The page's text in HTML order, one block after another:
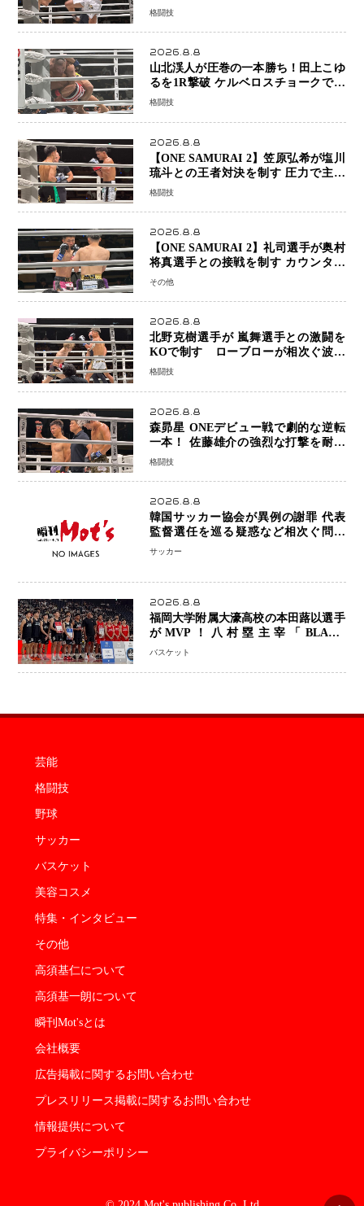
ながらも的確な攻撃で応戦 最後まで
格闘技
2026.8.8
山北渓人が圧巻の一本勝ち！田上こゆ
るを1R撃破 ケルベロスチョークで存
在感を示す
格闘技
2026.8.8
【ONE SAMURAI 2】笠原弘希が塩川
琉斗との王者対決を制す 圧力で主導
権を握り判定勝利
格闘技
2026.8.8
【ONE SAMURAI 2】礼司選手が奥村
将真選手との接戦を制す カウンター
と正確な打撃で判定勝利
その他
2026.8.8
北野克樹選手が 嵐舞選手との激闘を
KOで制す ローブローが相次ぐ波乱
の展開…涙の勝利「生まれてくる娘の
格闘技
2026.8.8
森昴星 ONEデビュー戦で劇的な逆転
一本！ 佐藤雄介の強烈な打撃を耐え
抜き、リアネイキッドチョークで勝利
格闘技
2026.8.8
韓国サッカー協会が異例の謝罪 代表
監督選任を巡る疑惑など相次ぐ問題
「組織の刷新」誓う
サッカー
2026.8.8
福岡大学附属大濠高校の本田蕗以選手
がMVP！八村塁主宰「BLACK
SAMURAI SUMMIT 2026」で存在
なった」
バスケット
芸能
格闘技
野球
サッカー
バスケット
美容コスメ
特集・インタビュー
その他
高須基仁について
高須基一朗について
瞬刊Mot'sとは
会社概要
広告掲載に関するお問い合わせ
プレスリリース掲載に関するお問い合わせ
情報提供について
プライバシーポリシー